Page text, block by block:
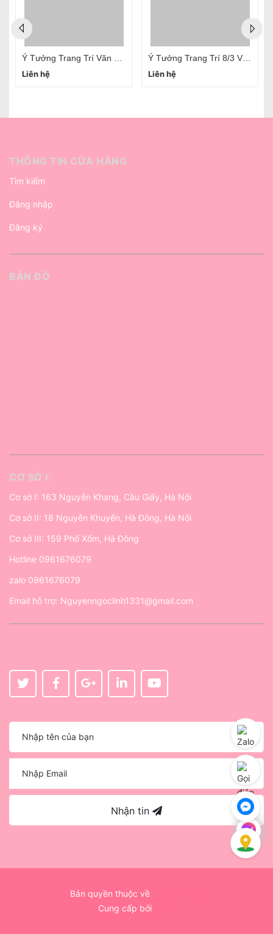
Liên hệ
Liên hệ
THÔNG TIN CỬA HÀNG
Tìm kiếm
Đăng nhập
Đăng ký
BẢN ĐỒ
CƠ SỞ I:
Cơ sở I: 163 Nguyễn Khang, Cầu Giấy, Hà Nội
Cơ sở II: 18 Nguyễn Khuyến, Hà Đông, Hà Nội
Cơ sở III: 159 Phố Xốm, Hà Đông
Hotline 0961676079
zalo 0961676079
Email hỗ trợ: Nguyenngoclinh1331@gmail.com
Nhận tin
Bản quyền thuộc về
Cung cấp bởi